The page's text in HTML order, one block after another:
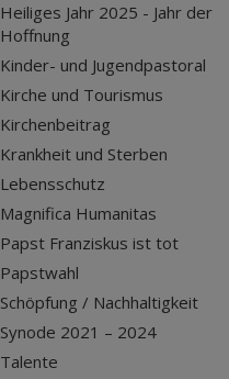
Heiliges Jahr 2025 - Jahr der
Hoffnung
Kinder- und Jugendpastoral
Kirche und Tourismus
Kirchenbeitrag
Krankheit und Sterben
Lebensschutz
Magnifica Humanitas
Papst Franziskus ist tot
Papstwahl
Schöpfung / Nachhaltigkeit
Synode 2021 – 2024
Talente